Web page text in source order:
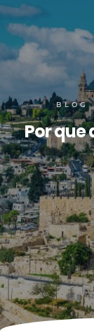
BLOG
Por que